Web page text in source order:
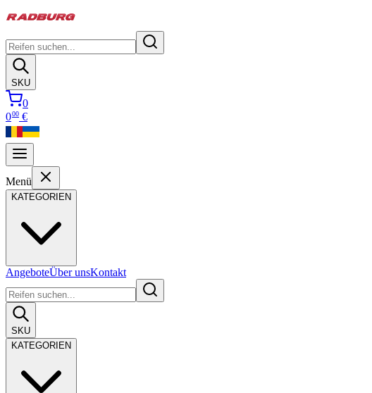
SKU
0
000 €
Menü
KATEGORIEN
AngeboteÜber unsKontakt
SKU
KATEGORIEN